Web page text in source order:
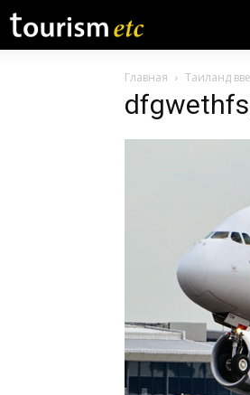
Главная Таиланд